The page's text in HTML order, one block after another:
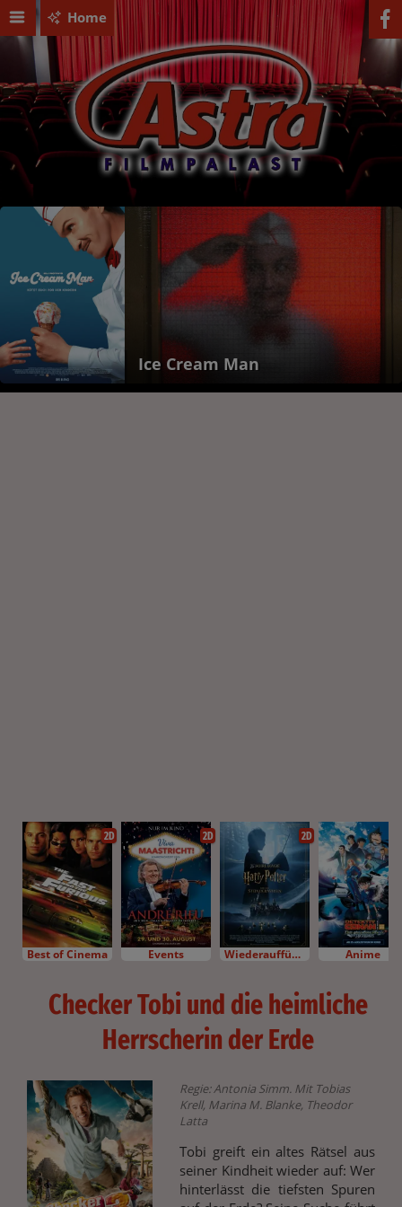
Home
Ice Cream Man
2D
Best of Cinema
2D
Events
2D
Wiederaufführung Anime
Checker Tobi und die heimliche
Herrscherin der Erde
Regie: Antonia Simm. Mit Tobias
Krell, Marina M. Blanke, Theodor
Latta
Tobi greift ein altes Rätsel aus
seiner Kindheit wieder auf: Wer
hinterlässt die tiefsten Spuren